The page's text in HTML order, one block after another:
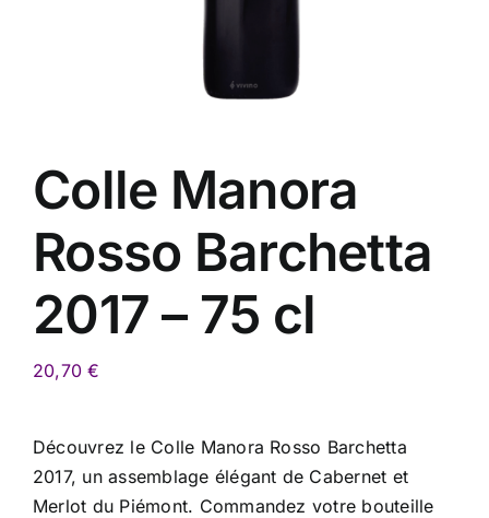
Colle Manora
Rosso Barchetta
2017 – 75 cl
20,70€
Découvrez le Colle Manora Rosso Barchetta
2017, un assemblage élégant de Cabernet et
Merlot du Piémont. Commandez votre bouteille